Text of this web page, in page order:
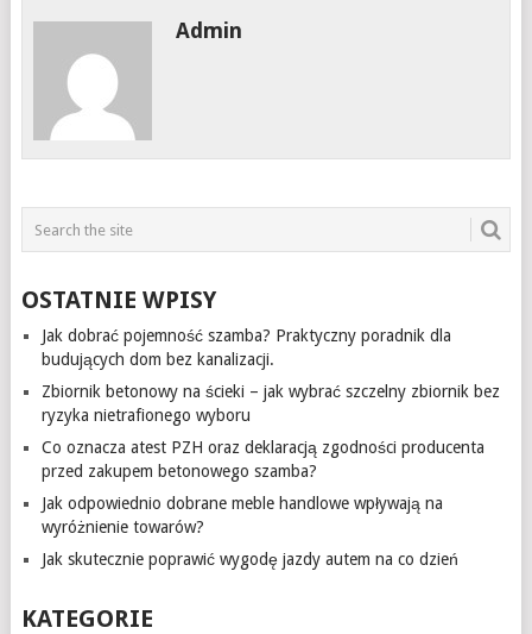
Admin
OSTATNIE WPISY
Jak dobrać pojemność szamba? Praktyczny poradnik dla
budujących dom bez kanalizacji.
Zbiornik betonowy na ścieki – jak wybrać szczelny zbiornik bez
ryzyka nietrafionego wyboru
Co oznacza atest PZH oraz deklaracją zgodności producenta
przed zakupem betonowego szamba?
Jak odpowiednio dobrane meble handlowe wpływają na
wyróżnienie towarów?
Jak skutecznie poprawić wygodę jazdy autem na co dzień
KATEGORIE